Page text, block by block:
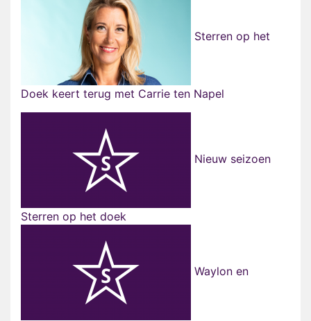
Sterren op het
Doek keert terug met Carrie ten Napel
Nieuw seizoen
Sterren op het doek
Waylon en